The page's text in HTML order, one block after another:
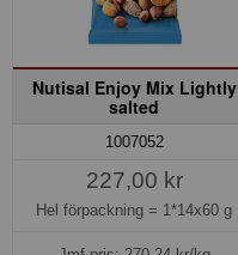
Nutisal Enjoy Mix Lightly
salted
1007052
227,00 kr
Hel förpackning = 1*14x60 g